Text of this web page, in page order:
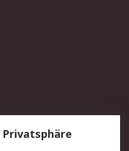
Lieferlösungen